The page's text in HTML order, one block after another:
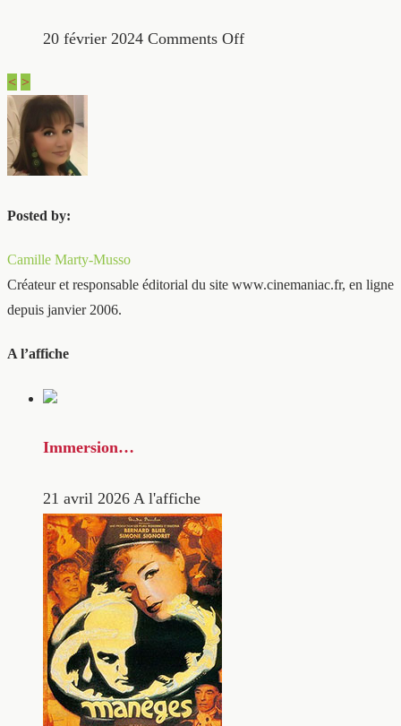
20 février 2024 Comments Off
< >
Posted by:
Camille Marty-Musso
Créateur et responsable éditorial du site www.cinemaniac.fr, en ligne
depuis janvier 2006.
A l’affiche
Immersion…
21 avril 2026 A l'affiche